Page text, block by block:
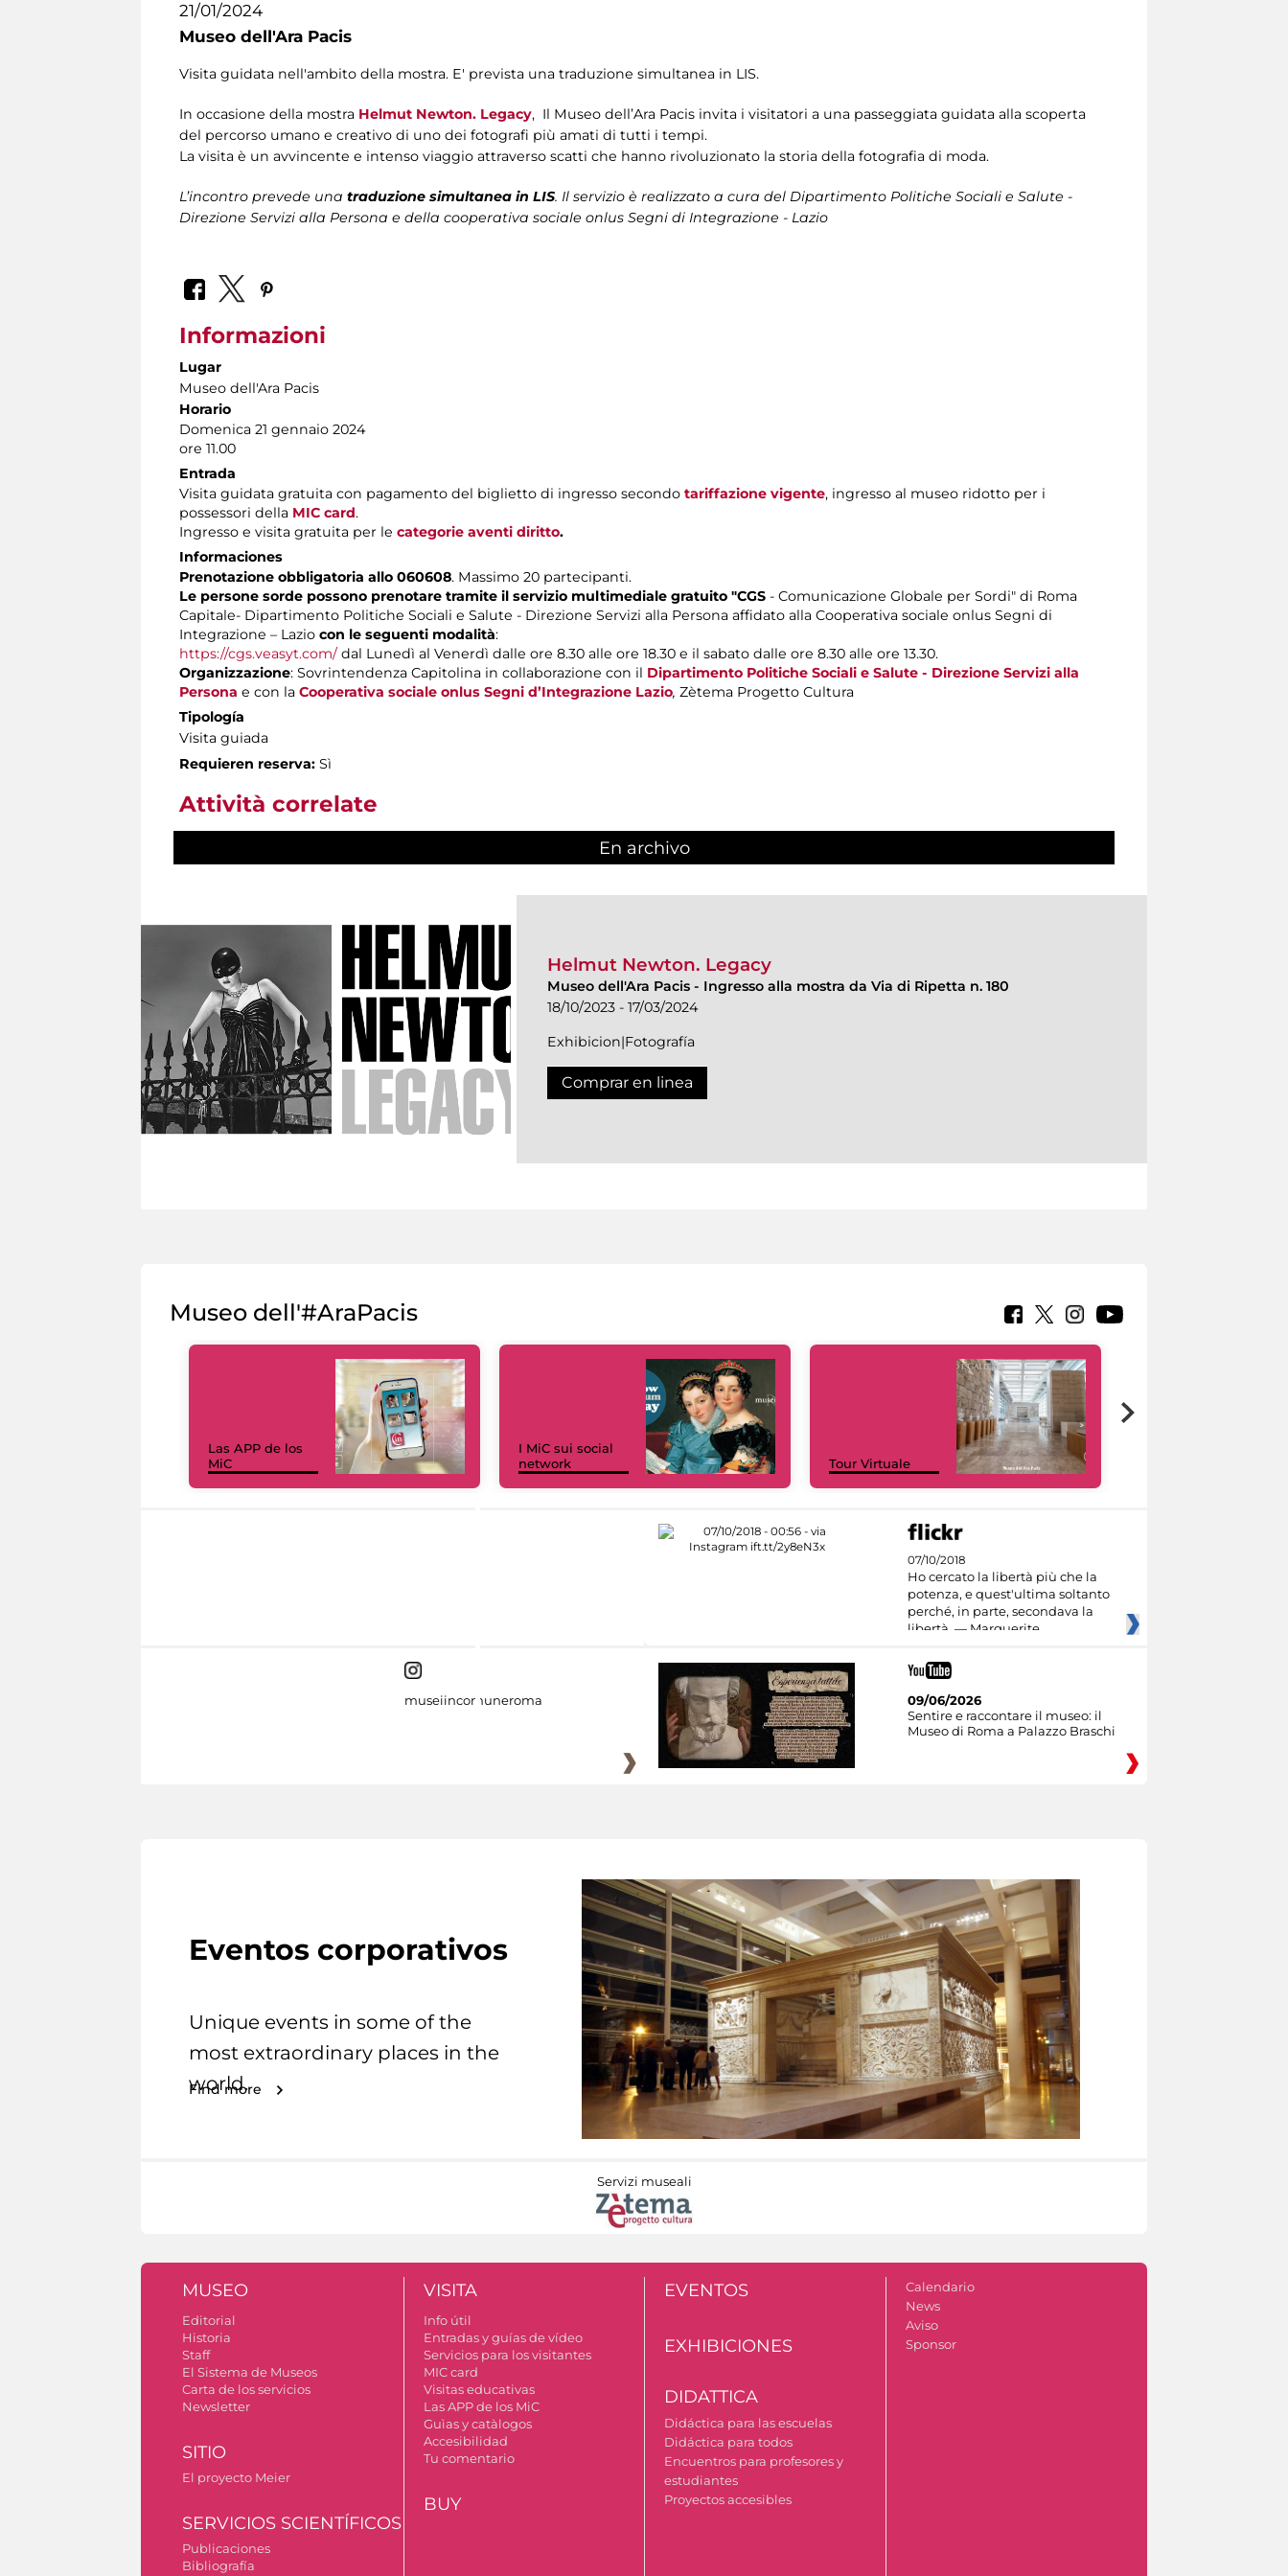
21/01/2024
Museo dell'Ara Pacis
Visita guidata nell'ambito della mostra. E' prevista una traduzione simultanea in LIS.
In occasione della mostra Helmut Newton. Legacy, Il Museo dell’Ara Pacis invita i visitatori a una passeggiata guidata alla scoperta
del percorso umano e creativo di uno dei fotografi più amati di tutti i tempi.
La visita è un avvincente e intenso viaggio attraverso scatti che hanno rivoluzionato la storia della fotografia di moda.
L’incontro prevede una traduzione simultanea in LIS. Il servizio è realizzato a cura del Dipartimento Politiche Sociali e Salute -
Direzione Servizi alla Persona e della cooperativa sociale onlus Segni di Integrazione - Lazio
Informazioni
Lugar
Museo dell'Ara Pacis
Horario
Domenica 21 gennaio 2024
ore 11.00
Entrada
Visita guidata gratuita con pagamento del biglietto di ingresso secondo tariffazione vigente, ingresso al museo ridotto per i
possessori della MIC card.
Ingresso e visita gratuita per le categorie aventi diritto.
Informaciones
Prenotazione obbligatoria allo 060608. Massimo 20 partecipanti.
Le persone sorde possono prenotare tramite il servizio multimediale gratuito "CGS - Comunicazione Globale per Sordi" di Roma
Capitale- Dipartimento Politiche Sociali e Salute - Direzione Servizi alla Persona affidato alla Cooperativa sociale onlus Segni di
Integrazione – Lazio con le seguenti modalità:
https://cgs.veasyt.com/dal Lunedì al Venerdì dalle ore 8.30 alle ore 18.30 e il sabato dalle ore 8.30 alle ore 13.30.
Organizzazione: Sovrintendenza Capitolina in collaborazione con il Dipartimento Politiche Sociali e Salute - Direzione Servizi alla
Persona e con la Cooperativa sociale onlus Segni d’Integrazione Lazio, Zètema Progetto Cultura
Tipología
Visita guiada
Requieren reserva: Sì
Attività correlate
En archivo
Helmut Newton. Legacy
Museo dell'Ara Pacis - Ingresso alla mostra da Via di Ripetta n. 180
18/10/2023 - 17/03/2024
Exhibicion|Fotografía
Comprar en linea
Museo dell'#AraPacis
Las APP de los
MiC
I MiC sui social
network
Tour Virtuale
07/10/2018
Ho cercato la libertà più che la
potenza, e quest'ultima soltanto
perché, in parte, secondava la
libertà. — Marguerite
museiincomuneroma
09/06/2026
Sentire e raccontare il museo: il
Museo di Roma a Palazzo Braschi
Eventos corporativos
Unique events in some of the
most extraordinary places in the
world.
Find more
Servizi museali
MUSEO
Editorial
Historia
Staff
El Sistema de Museos
Carta de los servicios
Newsletter
SITIO
El proyecto Meier
SERVICIOS SCIENTÍFICOS
Publicaciones
Bibliografía
VISITA
Info útil
Entradas y guías de vídeo
Servicios para los visitantes
MIC card
Visitas educativas
Las APP de los MiC
Guìas y catàlogos
Accesibilidad
Tu comentario
BUY
EVENTOS
EXHIBICIONES
DIDATTICA
Didáctica para las escuelas
Didáctica para todos
Encuentros para profesores y
estudiantes
Proyectos accesibles
Calendario
News
Aviso
Sponsor